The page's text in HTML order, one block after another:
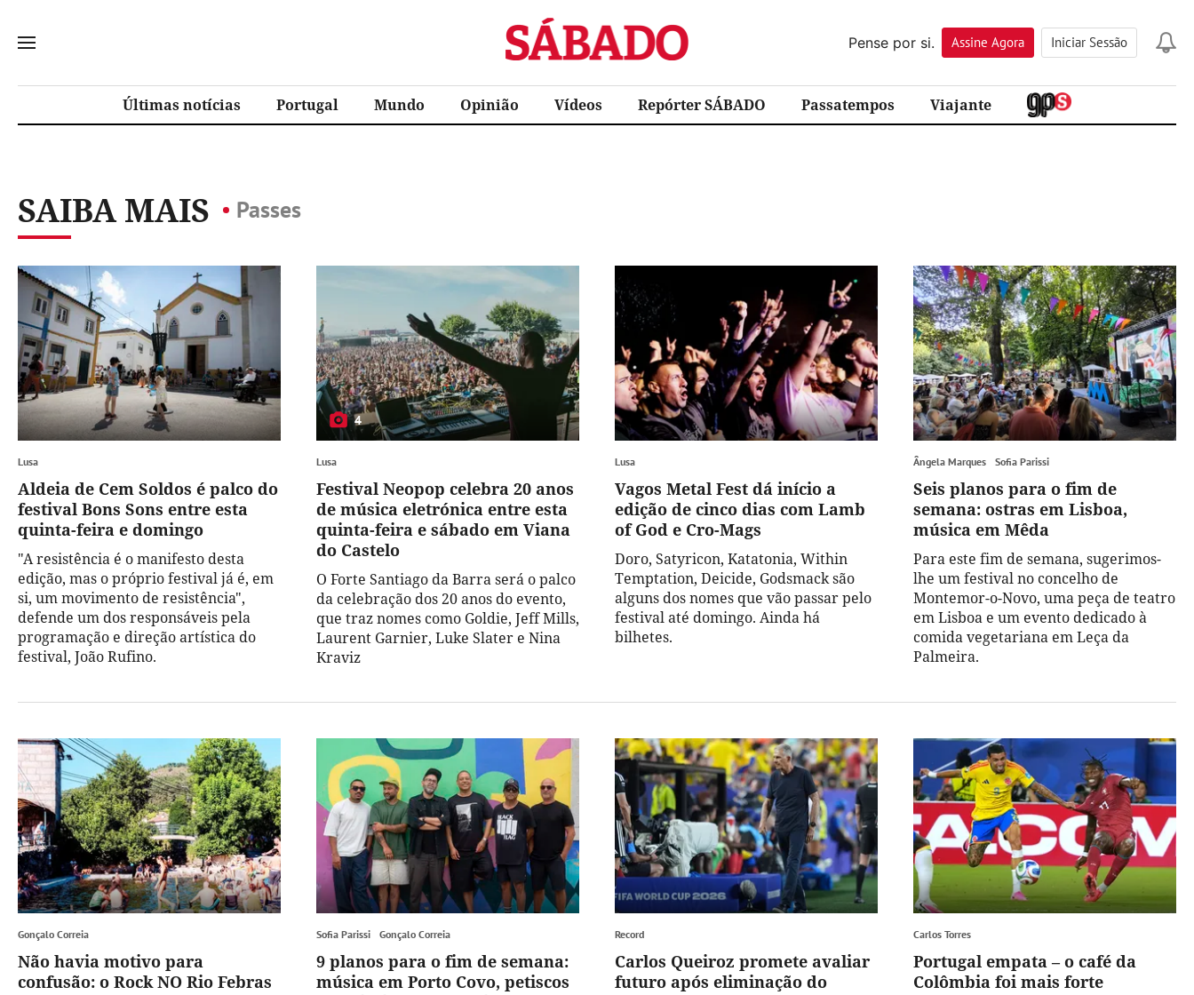
Sábado
Pense por si.
Assine Agora Iniciar Sessão
Últimas notícias Portugal Mundo Opinião Vídeos Repórter SÁBADO Passatempos Viajante
SAIBA MAIS Passes
Lusa
Aldeia de Cem Soldos é palco do
festival Bons Sons entre esta
quinta-feira e domingo
"A resistência é o manifesto desta
edição, mas o próprio festival já é, em
si, um movimento de resistência",
defende um dos responsáveis pela
programação e direção artística do
festival, João Rufino.
4
Lusa
Festival Neopop celebra 20 anos
de música eletrónica entre esta
quinta-feira e sábado em Viana
do Castelo
O Forte Santiago da Barra será o palco
da celebração dos 20 anos do evento,
que traz nomes como Goldie, Jeff Mills,
Laurent Garnier, Luke Slater e Nina
Kraviz
Lusa
Vagos Metal Fest dá início a
edição de cinco dias com Lamb
of God e Cro-Mags
Doro, Satyricon, Katatonia, Within
Temptation, Deicide, Godsmack são
alguns dos nomes que vão passar pelo
festival até domingo. Ainda há
bilhetes.
Ângela Marques Sofia Parissi
Seis planos para o fim de
semana: ostras em Lisboa,
música em Mêda
Para este fim de semana, sugerimos-
lhe um festival no concelho de
Montemor-o-Novo, uma peça de teatro
em Lisboa e um evento dedicado à
comida vegetariana em Leça da
Palmeira.
Gonçalo Correia
Não havia motivo para
confusão: o Rock NO Rio Febras
Sofia Parissi Gonçalo Correia
9 planos para o fim de semana:
música em Porto Covo, petiscos
Record
Carlos Queiroz promete avaliar
futuro após eliminação do
Carlos Torres
Portugal empata – o café da
Colômbia foi mais forte